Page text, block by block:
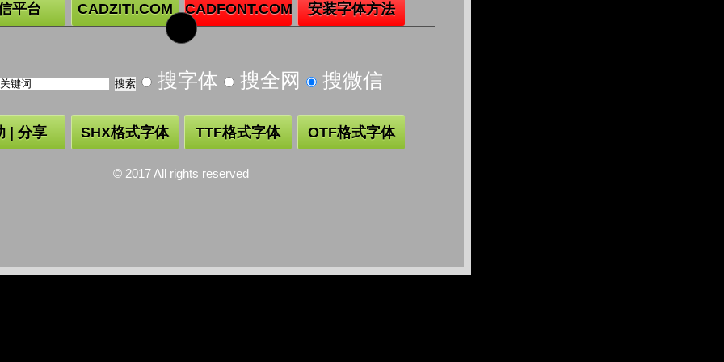
平台 CADZITI.COM CADFONT.COM 安装字体方法
搜字体 搜全网 搜微信
| 分享 SHX格式字体 TTF格式字体 OTF格式字体
© 2017 All rights reserved